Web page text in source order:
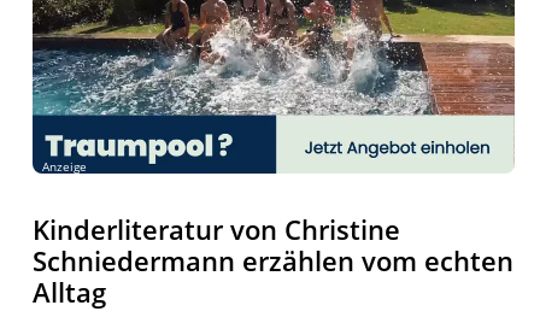
Anzeige
Kinderliteratur von Christine
Schniedermann erzählen vom echten
Alltag